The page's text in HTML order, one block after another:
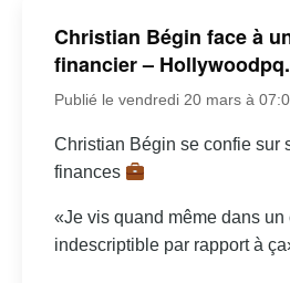
Christian Bégin face à
financier –
Publié le vendredi 20 mars à
Christian Bégin se confie sur
finances
«Je vis quand même dans un
indescriptible par rapport à